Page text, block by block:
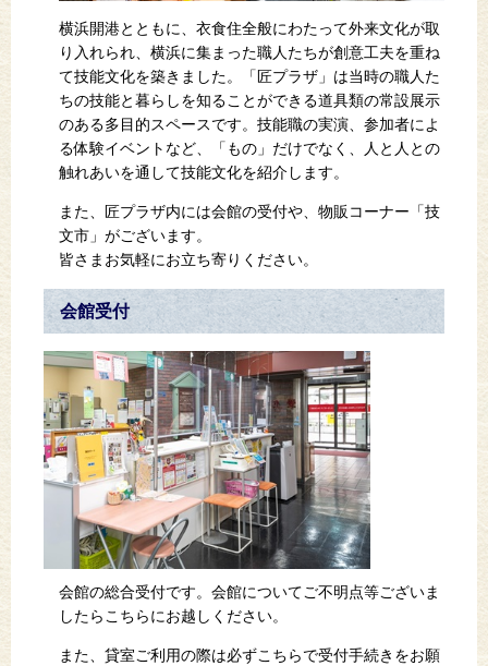
横浜開港とともに、衣食住全般にわたって外来文化が取
り入れられ、横浜に集まった職人たちが創意工夫を重ね
て技能文化を築きました。「匠プラザ」は当時の職人た
ちの技能と暮らしを知ることができる道具類の常設展示
のある多目的スペースです。技能職の実演、参加者によ
る体験イベントなど、「もの」だけでなく、人と人との
触れあいを通して技能文化を紹介します。
また、匠プラザ内には会館の受付や、物販コーナー「技
文市」がございます。
皆さまお気軽にお立ち寄りください。
会館受付
会館の総合受付です。会館についてご不明点等ございま
したらこちらにお越しください。
また、貸室ご利用の際は必ずこちらで受付手続きをお願